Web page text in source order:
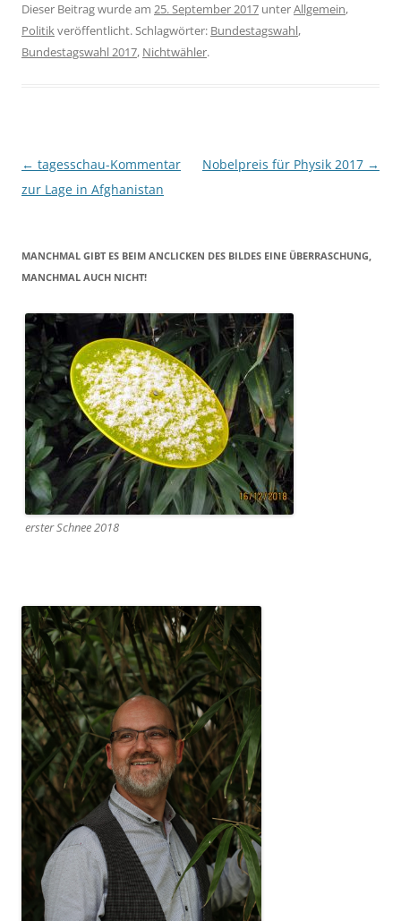
Dieser Beitrag wurde am 25. September 2017 unterAllgemein,
Politikveröffentlicht. Schlagwörter: Bundestagswahl,
Bundestagswahl 2017, Nichtwähler.
Beitragsnavigation
← tagesschau-Kommentar
zur Lage in Afghanistan
Nobelpreis für Physik 2017 →
MANCHMAL GIBT ES BEIM ANCLICKEN DES BILDES EINE ÜBERRASCHUNG,
MANCHMAL AUCH NICHT!
erster Schnee 2018